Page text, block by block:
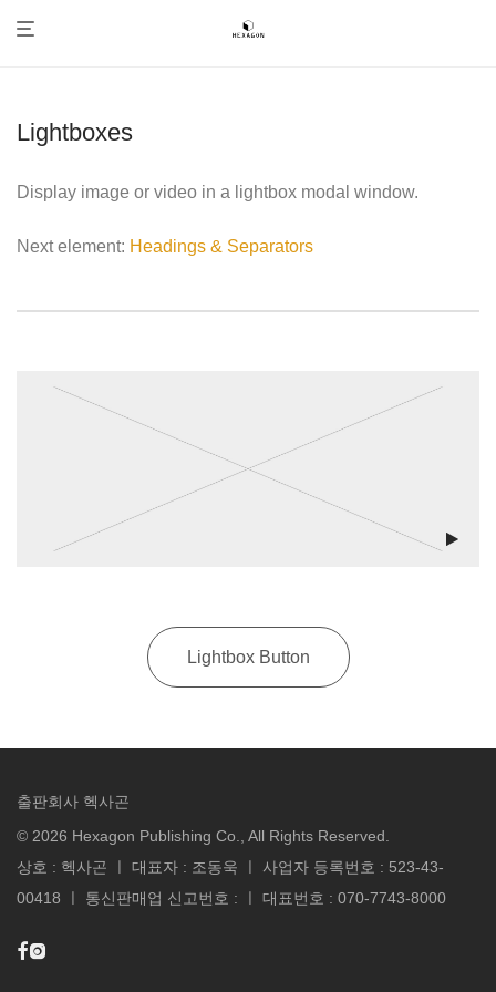
Lightboxes
Display image or video in a lightbox modal window.
Next element: Headings & Separators
Lightbox Button
출판회사 헥사곤
© 2026 Hexagon Publishing Co., All Rights Reserved.
상호 : 헥사곤 ㅣ 대표자 : 조동욱 ㅣ 사업자 등록번호 : 523-43-
00418 ㅣ 통신판매업 신고번호 : ㅣ 대표번호 : 070-7743-8000